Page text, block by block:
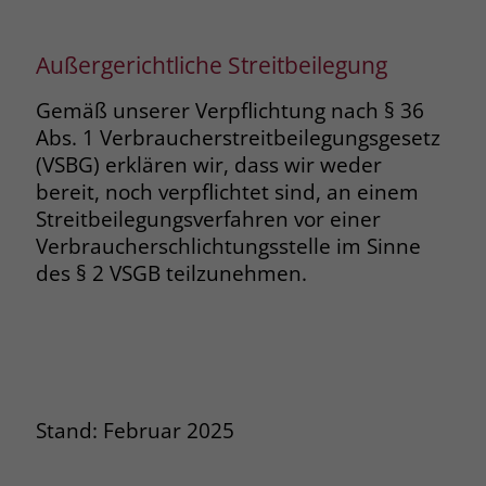
Außergerichtliche Streitbeilegung
Gemäß unserer Verpflichtung nach § 36
Abs. 1 Verbraucherstreitbeilegungsgesetz
(VSBG) erklären wir, dass wir weder
bereit, noch verpflichtet sind, an einem
Streitbeilegungsverfahren vor einer
Verbraucherschlichtungsstelle im Sinne
des § 2 VSGB teilzunehmen.
Stand: Februar 2025